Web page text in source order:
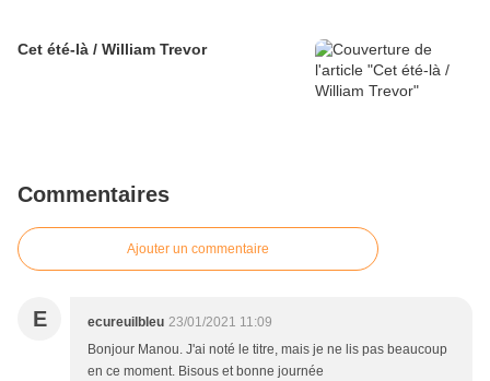
Cet été-là / William Trevor
Commentaires
Ajouter un commentaire
E ecureuilbleu 23/01/2021 11:09
Bonjour Manou. J'ai noté le titre, mais je ne lis pas beaucoup
en ce moment. Bisous et bonne journée